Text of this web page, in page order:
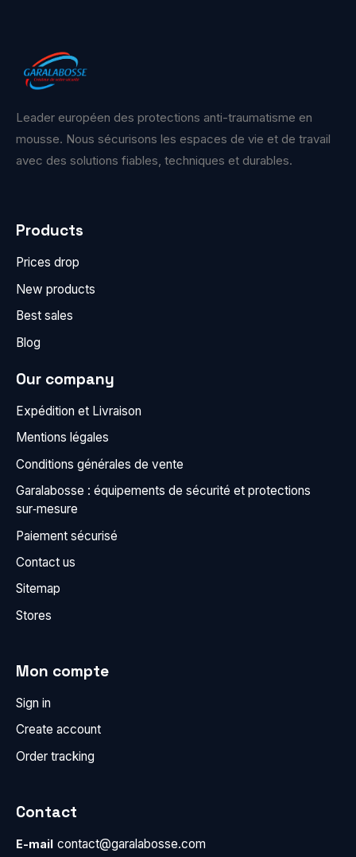
Leader européen des protections anti-traumatisme en
mousse. Nous sécurisons les espaces de vie et de travail
avec des solutions fiables, techniques et durables.
Products
Prices drop
New products
Best sales
Blog
Our company
Expédition et Livraison
Mentions légales
Conditions générales de vente
Garalabosse : équipements de sécurité et protections
sur‑mesure
Paiement sécurisé
Contact us
Sitemap
Stores
Mon compte
Sign in
Create account
Order tracking
Contact
E-mail contact@garalabosse.com